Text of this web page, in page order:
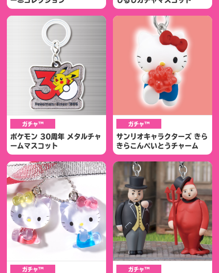
ガチャ™
ポケモン 30周年 メタルチャ
ームマスコット
ガチャ™
サンリオキャラクターズ きら
きらこんぺいとうチャーム
ガチャ™ ガチャ™